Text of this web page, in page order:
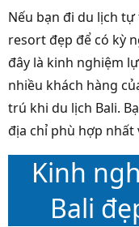
Nếu bạn đi du lịch
resort đẹp để có kỳ
đây là kinh nghiệm
nhiều khách hàng
trú khi du lịch Bali.
địa chỉ phù hợp nhất
Kinh
Bali